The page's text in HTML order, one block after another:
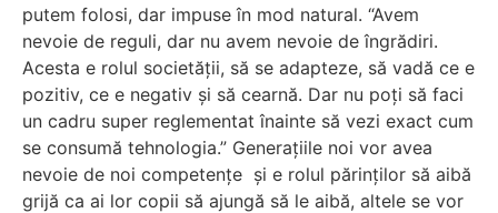
putem folosi, dar impuse în mod natural. “Avem
nevoie de reguli, dar nu avem nevoie de îngrădiri.
Acesta e rolul societății, să se adapteze, să vadă ce e
pozitiv, ce e negativ și să cearnă. Dar nu poți să faci
un cadru super reglementat înainte să vezi exact cum
se consumă tehnologia.” Generațiile noi vor avea
nevoie de noi competențe și e rolul părinților să aibă
grijă ca ai lor copii să ajungă să le aibă, altele se vor